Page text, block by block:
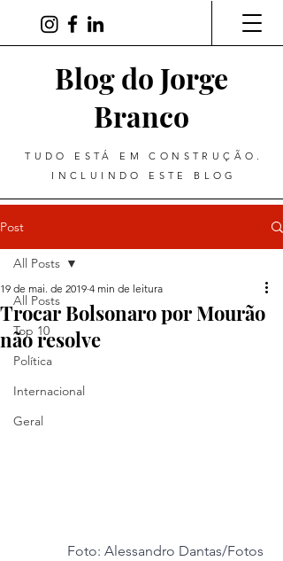
Blog do Jorge
Branco
TUDO ESTÁ EM CONSTRUÇÃO.
INCLUINDO ESTE BLOG
Post
All Posts
Top 10
Política
Internacional
Geral
All Posts
Trocar Bolsonaro por Mourão
não resolve
19 de mai. de 2019 4 min de leitura
Foto: Alessandro Dantas/Fotos